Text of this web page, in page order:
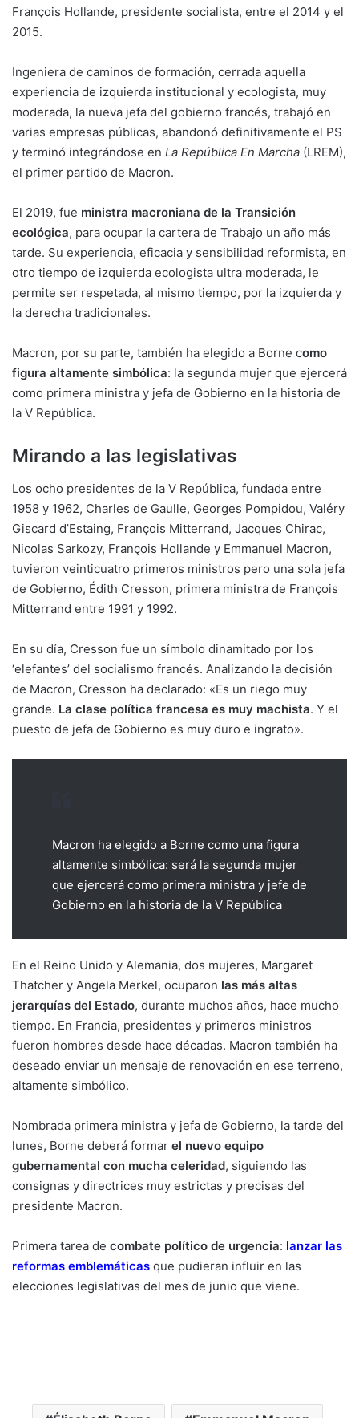
François Hollande, presidente socialista, entre el 2014 y el
2015.
Ingeniera de caminos de formación, cerrada aquella
experiencia de izquierda institucional y ecologista, muy
moderada, la nueva jefa del gobierno francés, trabajó en
varias empresas públicas, abandonó definitivamente el PS
y terminó integrándose en La República En Marcha (LREM),
el primer partido de Macron.
El 2019, fue ministra macroniana de la Transición
ecológica, para ocupar la cartera de Trabajo un año más
tarde. Su experiencia, eficacia y sensibilidad reformista, en
otro tiempo de izquierda ecologista ultra moderada, le
permite ser respetada, al mismo tiempo, por la izquierda y
la derecha tradicionales.
Macron, por su parte, también ha elegido a Borne como
figura altamente simbólica: la segunda mujer que ejercerá
como primera ministra y jefa de Gobierno en la historia de
la V República.
Mirando a las legislativas
Los ocho presidentes de la V República, fundada entre
1958 y 1962, Charles de Gaulle, Georges Pompidou, Valéry
Giscard d’Estaing, François Mitterrand, Jacques Chirac,
Nicolas Sarkozy, François Hollande y Emmanuel Macron,
tuvieron veinticuatro primeros ministros pero una sola jefa
de Gobierno, Édith Cresson, primera ministra de François
Mitterrand entre 1991 y 1992.
En su día, Cresson fue un símbolo dinamitado por los
‘elefantes’ del socialismo francés. Analizando la decisión
de Macron, Cresson ha declarado: «Es un riego muy
grande. La clase política francesa es muy machista. Y el
puesto de jefa de Gobierno es muy duro e ingrato».
Macron ha elegido a Borne como una figura
altamente simbólica: será la segunda mujer
que ejercerá como primera ministra y jefe de
Gobierno en la historia de la V República
En el Reino Unido y Alemania, dos mujeres, Margaret
Thatcher y Angela Merkel, ocuparon las más altas
jerarquías del Estado, durante muchos años, hace mucho
tiempo. En Francia, presidentes y primeros ministros
fueron hombres desde hace décadas. Macron también ha
deseado enviar un mensaje de renovación en ese terreno,
altamente simbólico.
Nombrada primera ministra y jefa de Gobierno, la tarde del
lunes, Borne deberá formar el nuevo equipo
gubernamental con mucha celeridad, siguiendo las
consignas y directrices muy estrictas y precisas del
presidente Macron.
Primera tarea de combate político de urgencia: lanzar las
reformas emblemáticas que pudieran influir en las
elecciones legislativas del mes de junio que viene.